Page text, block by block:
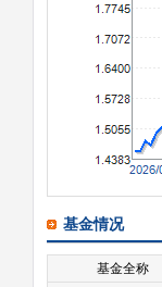
基金情况
基金全称